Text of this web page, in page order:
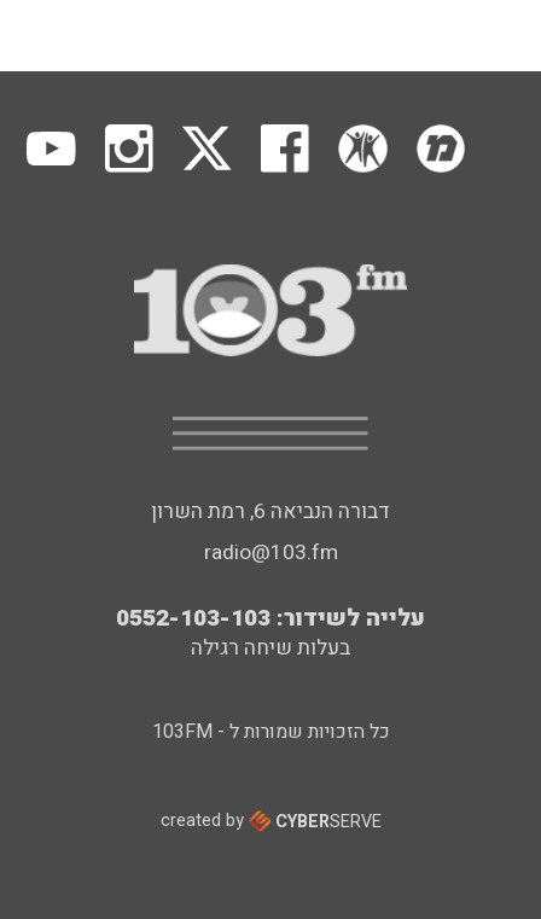
דבורה הנביאה 6, רמת השרון
radio@103.fm
עלייה לשידור: 0552-103-103
בעלות שיחה רגילה
כל הזכויות שמורות ל - 103FM
created by CYBERSERVE